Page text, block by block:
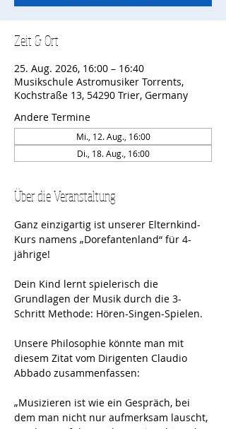
Zeit & Ort
25. Aug. 2026, 16:00 – 16:40
Musikschule Astromusiker Torrents,
Kochstraße 13, 54290 Trier, Germany
Andere Termine
Mi., 12. Aug., 16:00
Di., 18. Aug., 16:00
Über die Veranstaltung
Ganz einzigartig ist unserer Elternkind-
Kurs namens „Dorefantenland“ für 4-
jährige!
Dein Kind lernt spielerisch die
Grundlagen der Musik durch die 3-
Schritt Methode: Hören-Singen-Spielen.
Unsere Philosophie könnte man mit
diesem Zitat vom Dirigenten Claudio
Abbado zusammenfassen:
„Musizieren ist wie ein Gespräch, bei
dem man nicht nur aufmerksam lauscht,